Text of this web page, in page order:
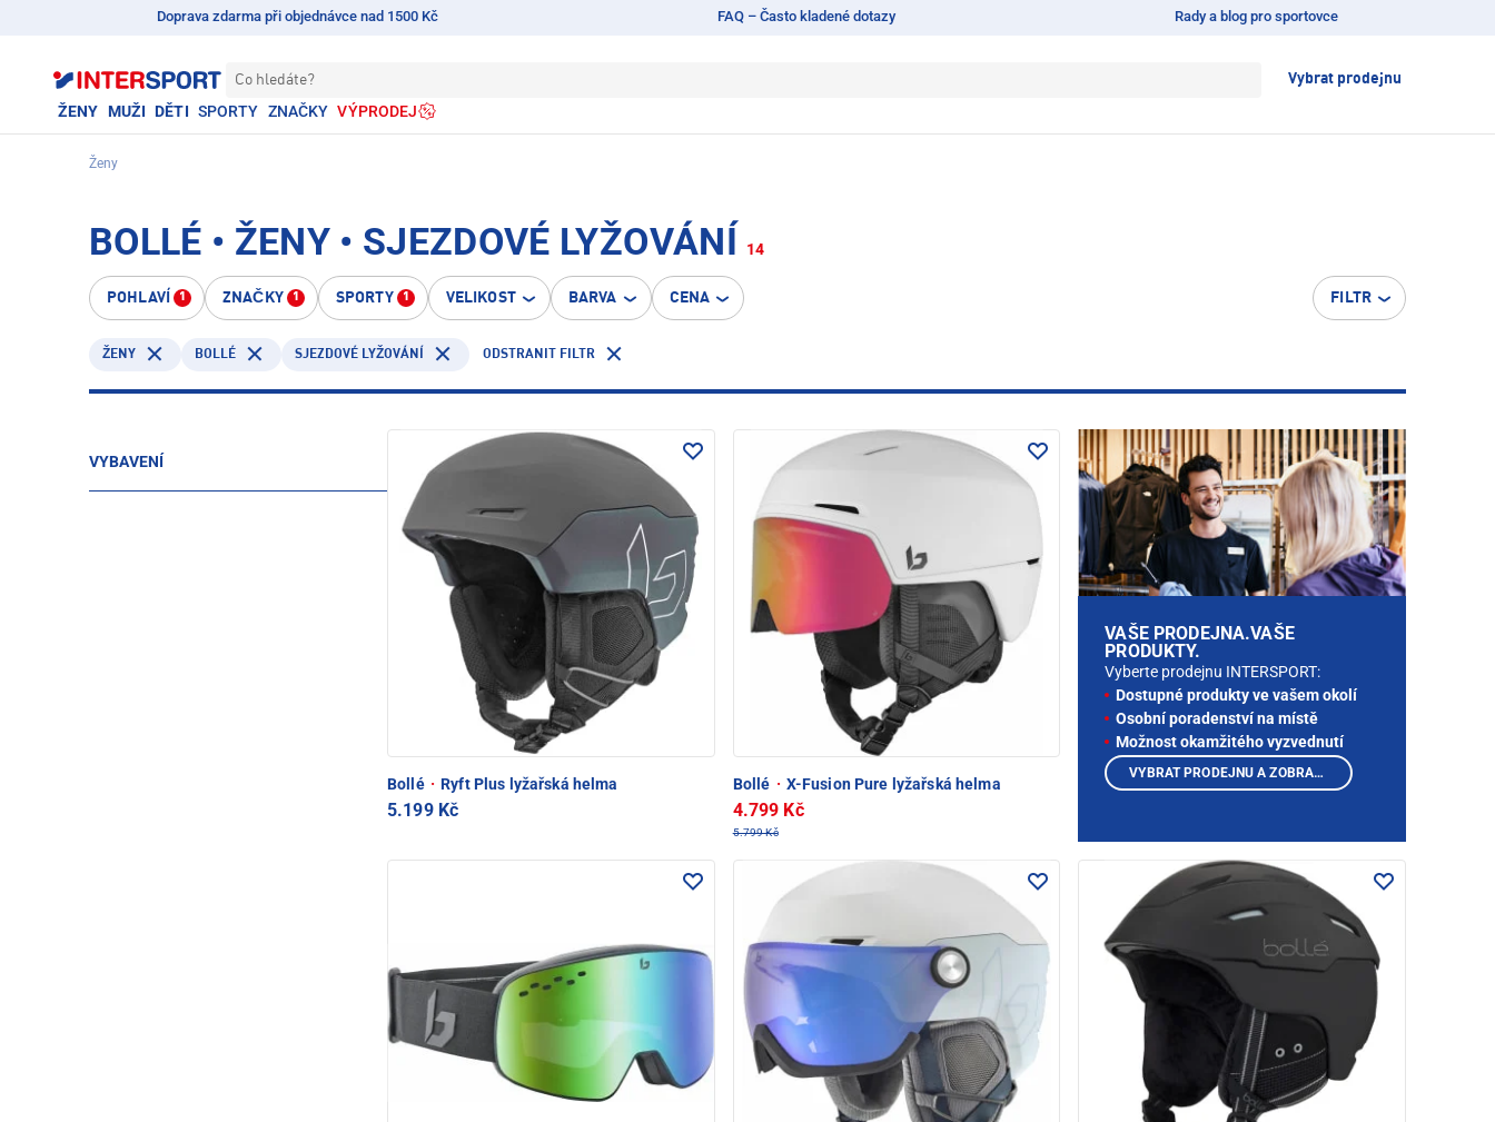
Doprava zdarma při objednávce nad 1500 Kč FAQ – Často kladené dotazy Rady a blog pro sportovce
Co hledáte? Vybrat prodejnu
ŽENY MUŽI DĚTI SPORTY ZNAČKY VÝPRODEJ
Ženy
BOLLÉ • ŽENY • SJEZDOVÉ LYŽOVÁNÍ 14
POHLAVÍ 1 ZNAČKY 1 SPORTY 1 VELIKOST BARVA CENA FILTR
ŽENY BOLLÉ SJEZDOVÉ LYŽOVÁNÍ ODSTRANIT FILTR
VYBAVENÍ
Bollé · Ryft Plus lyžařská helma
5.199 Kč
Bollé · X-Fusion Pure lyžařská helma
4.799 Kč
5.799 Kč
VAŠE PRODEJNA.VAŠE
PRODUKTY.
Vyberte prodejnu INTERSPORT:
Dostupné produkty ve vašem okolí
Osobní poradenství na místě
Možnost okamžitého vyzvednutí
VYBRAT PRODEJNU A ZOBRAZIT PRODUKTY